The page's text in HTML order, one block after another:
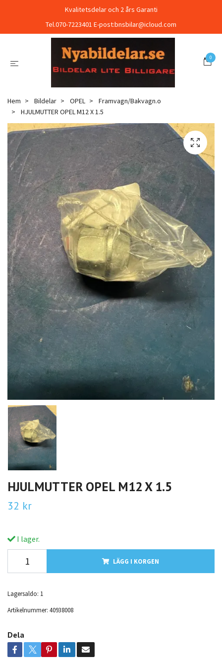
Kvalitetsdelar och 2 års Garanti
Tel.070-7223401 E-post:bnsbilar@icloud.com
0
Hem Bildelar OPEL
Framvagn/Bakvagn.o
HJULMUTTER OPEL M12 X 1.5
HJULMUTTER OPEL M12 X 1.5
32 kr
I lager.
LÄGG I KORGEN
Lagersaldo: 1
Artikelnummer: 40938008
Dela